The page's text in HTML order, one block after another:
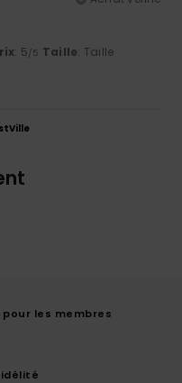
: 5/5 Taille: Taille
les membres